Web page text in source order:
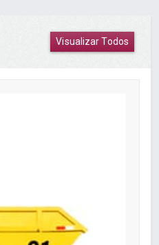
Visualizar Todos